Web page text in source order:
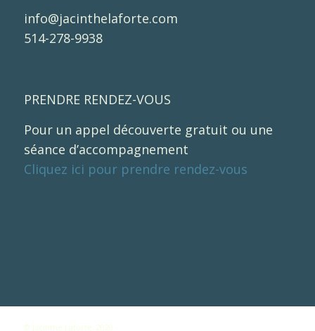
info@jacinthelaforte.com
514-278-9938
PRENDRE RENDEZ-VOUS
Pour un appel découverte gratuit ou une
séance d’accompagnement
Cliquez ici pour prendre rendez-vous
© Jacinthe Laforte, 2020 -